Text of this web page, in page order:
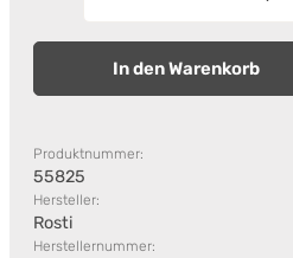
In den Warenkorb
Produktnummer:
55825
Hersteller:
Rosti
Herstellernummer: